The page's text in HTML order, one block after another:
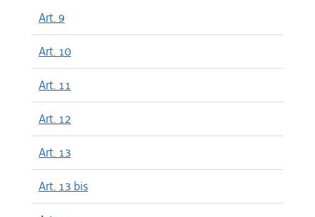
Art. 9
Art. 10
Art. 11
Art. 12
Art. 13
Art. 13 bis